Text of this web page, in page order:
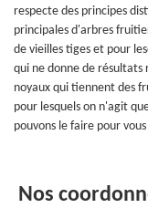
respecte des principes
principales d'arbres
de vieilles tiges et pour
qui ne donne de résultats
noyaux qui tiennent des
pour lesquels on n'agit
pouvons le faire pour vous
Nos